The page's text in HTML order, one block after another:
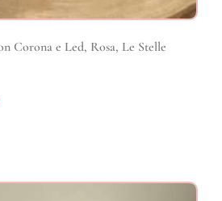
Corona e Led, Rosa, Le Stelle